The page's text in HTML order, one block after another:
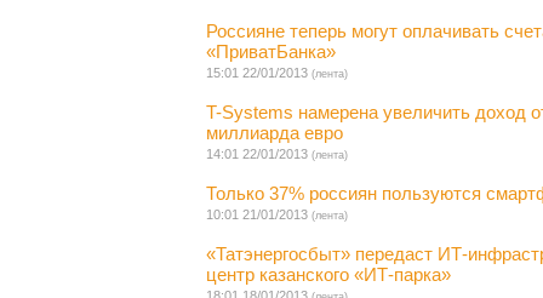
Россияне теперь могут оплачивать
«ПриватБанка»
15:01 22/01/2013 (лента)
T-Systems намерена увеличить доход
миллиарда евро
14:01 22/01/2013 (лента)
Только 37% россиян пользуются
10:01 21/01/2013 (лента)
«Татэнергосбыт» передаст ИТ-
центр казанского «ИТ-парка»